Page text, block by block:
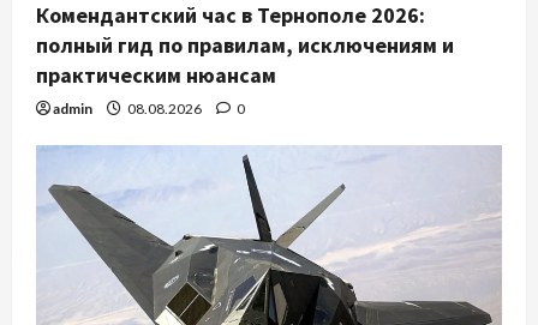
Комендантский час в Тернополе 2026:
полный гид по правилам, исключениям и
практическим нюансам
admin 08.08.2026 0